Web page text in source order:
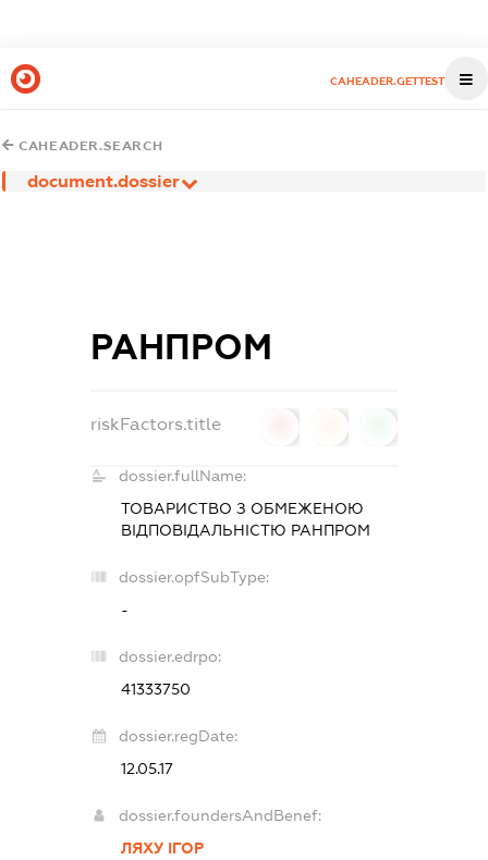
CAHEADER.GETTEST
CAHEADER.SEARCH
document.dossier
РАНПРОМ
riskFactors.title
dossier.fullName:
ТОВАРИСТВО З ОБМЕЖЕНОЮ
ВІДПОВІДАЛЬНІСТЮ РАНПРОМ
dossier.opfSubType:
-
dossier.edrpo:
41333750
dossier.regDate:
12.05.17
dossier.foundersAndBenef:
ЛЯХУ ІГОР